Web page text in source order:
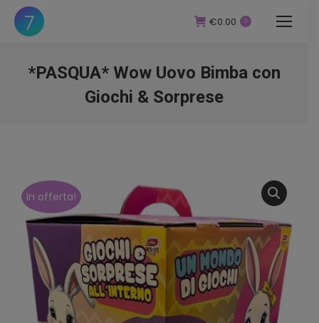
€0.00 0
*PASQUA* Wow Uovo Bimba con
Giochi & Sorprese
In offerta!